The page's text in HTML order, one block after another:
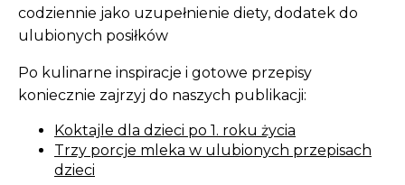
codziennie jako uzupełnienie diety, dodatek do
ulubionych posiłków
Po kulinarne inspiracje i gotowe przepisy
koniecznie zajrzyj do naszych publikacji:
Koktajle dla dzieci po 1. roku życia
Trzy porcje mleka w ulubionych przepisach
dzieci